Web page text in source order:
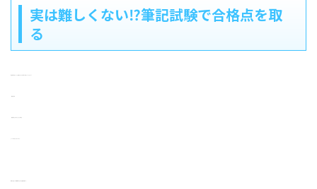
実は難しくない⁉筆記試験で合格点を取
る